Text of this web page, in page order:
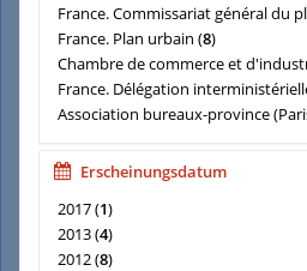
France. Commissariat général du
France. Plan urbain (8)
Chambre de commerce et
France. Délégation
Association bureaux-province
France. Groupe interministériel
France. Ministère de l'équipement
Erscheinungsdatum
2017(1)
2013(4)
2012(8)